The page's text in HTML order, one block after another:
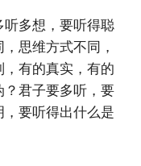
多想，要听得聪
思维方式不同，
有的真实，有的
君子要多听，要
要听得出什么是